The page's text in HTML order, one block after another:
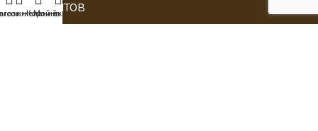
ДЛЯ КЛИЕНТОВ
желаний
Корзина
Мой аккаунт